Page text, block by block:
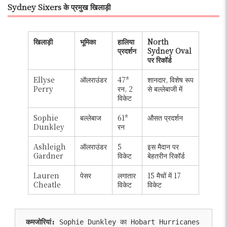
Sydney Sixers के प्रमुख खिलाड़ी
खिलाड़ी भूमिका
हालिया
प्रदर्शन
North
Sydney Oval
पर रिकॉर्ड
Ellyse
Perry
ऑलराउंडर
47*
रन, 2
विकेट
शानदार, विशेष रूप
से बल्लेबाजी में
Sophie
Dunkley
बल्लेबाज
61*
रन
औसत प्रदर्शन
Ashleigh
Gardner
ऑलराउंडर
5
विकेट
इस मैदान पर
बेहतरीन रिकॉर्ड
Lauren
Cheatle
पेसर
लगातार
विकेट
15 मैचों में 17
विकेट
कमजोरियां: Sophie Dunkley का Hobart Hurricanes